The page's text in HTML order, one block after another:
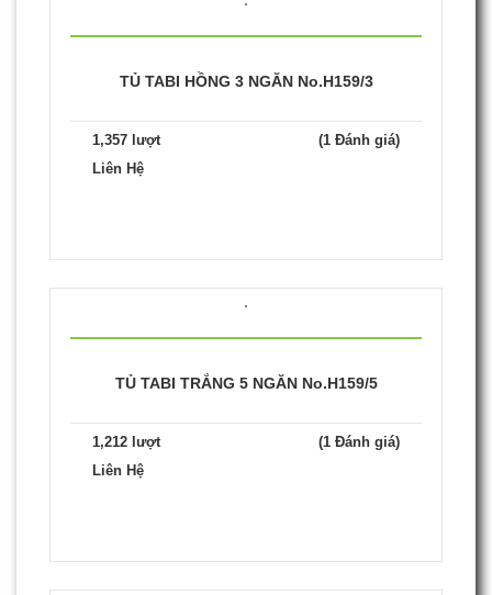
TỦ TABI HỒNG 3 NGĂN No.H159/3
1,357 lượt
(1 Đánh giá)
Liên Hệ
TỦ TABI TRẮNG 5 NGĂN No.H159/5
1,212 lượt
(1 Đánh giá)
Liên Hệ